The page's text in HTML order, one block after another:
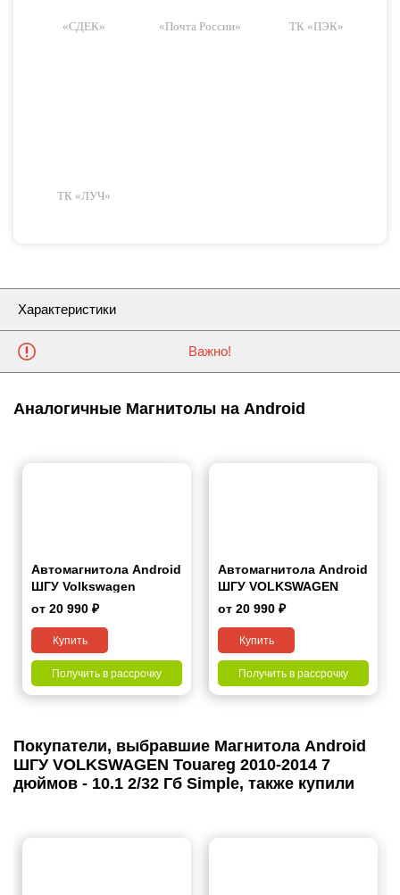
«СДЕК» «Почта России» ТК «ПЭК»
ТК «ЛУЧ»
Характеристики
Важно!
Аналогичные Магнитолы на Android
Автомагнитола Android
ШГУ Volkswagen
Touareg 2002-2010 9"
от 20 990 ₽
Купить
Получить в рассрочку
Автомагнитола Android
ШГУ VOLKSWAGEN
Touareg 2010-2014 7“
от 20 990 ₽
Купить
Получить в рассрочку
Покупатели, выбравшие Магнитола Android
ШГУ VOLKSWAGEN Touareg 2010-2014 7
дюймов - 10.1 2/32 Гб Simple, также купили